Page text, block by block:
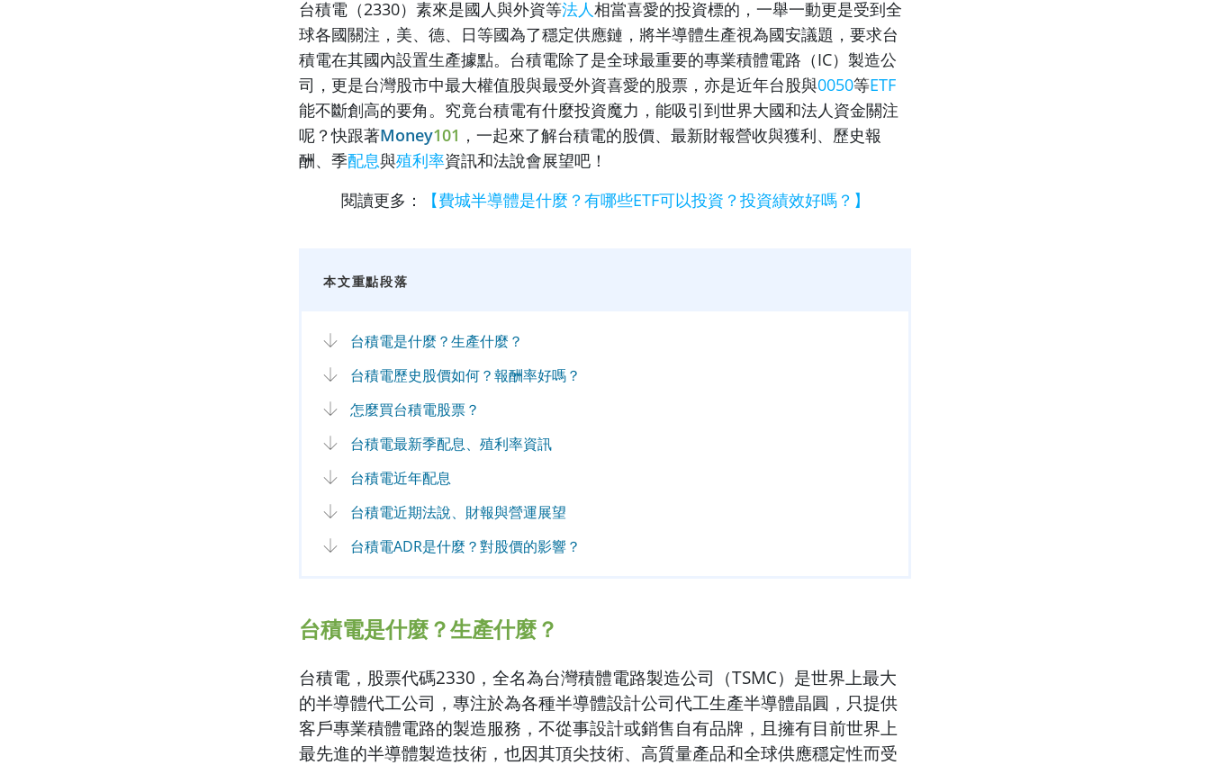
台積電（2330）素來是國人與外資等法人相當喜愛的投資標的，一舉一動更是受到全
球各國關注，美、德、日等國為了穩定供應鏈，將半導體生產視為國安議題，要求台
積電在其國內設置生產據點。台積電除了是全球最重要的專業積體電路（IC）製造公
司，更是台灣股市中最大權值股與最受外資喜愛的股票，亦是近年台股與0050等ETF
能不斷創高的要角。究竟台積電有什麼投資魔力，能吸引到世界大國和法人資金關注
呢？快跟著Money101 ，一起來了解台積電的股價、最新財報營收與獲利、歷史報
酬、季配息與殖利率資訊和法說會展望吧！
閱讀更多：
【費城半導體是什麼？有哪些ETF可以投資？投資績效好嗎？】
本文重點段落
台積電是什麼？生產什麼？
台積電歷史股價如何？報酬率好嗎？
怎麼買台積電股票？
台積電最新季配息、殖利率資訊
台積電近年配息
台積電近期法說、財報與營運展望
台積電ADR是什麼？對股價的影響？
台積電是什麼？生產什麼？
台積電，股票代碼2330，全名為台灣積體電路製造公司（TSMC）是世界上最大
的半導體代工公司，專注於為各種半導體設計公司代工生產半導體晶圓，只提供
客戶專業積體電路的製造服務，不從事設計或銷售自有品牌，且擁有目前世界上
最先進的半導體製造技術，也因其頂尖技術、高質量產品和全球供應穩定性而受